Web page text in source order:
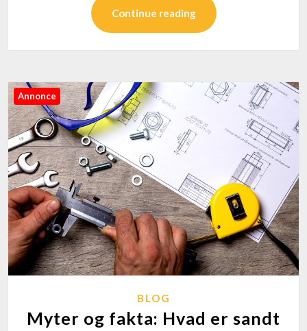
Continue reading
Annonce
BLOG
Myter og fakta: Hvad er sandt